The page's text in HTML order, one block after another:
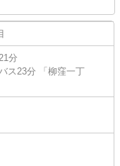
分
ス23分 「柳窪一丁